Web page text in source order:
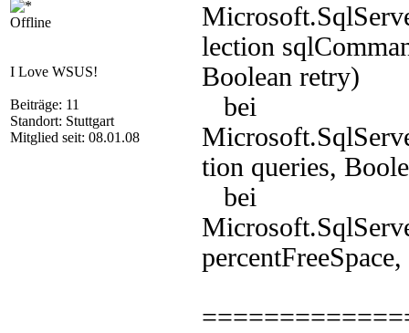
Offline
I Love WSUS!
Beiträge: 11
Standort: Stuttgart
Mitglied seit: 08.01.08
lection
Boolean retry)
bei
tion queries,
bei